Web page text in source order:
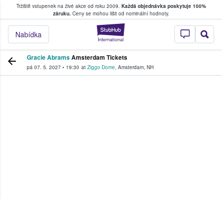
Tržiště vstupenek na živé akce od roku 2009. Každá objednávka poskytuje 100%
záruku.Ceny se mohou lišit od nominální hodnoty.
StubHub –
Nabídka
kde fanoušci kupují a prodávají vstupenky
Gracie AbramsAmsterdam Tickets
pá 07. 5. 2027 • 19:30 at Ziggo Dome, Amsterdam, NH